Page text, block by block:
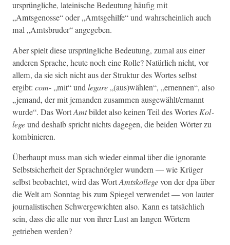
ursprüngliche, lateinis­che Bedeu­tung häu­fig mit
„Amtsgenosse“ oder „Amts­ge­hil­fe“ und wahrschein­lich auch
mal „Amts­brud­er“ angegeben.
Aber spielt diese ursprüngliche Bedeu­tung, zumal aus ein­er
anderen Sprache, heute noch eine Rolle? Natür­lich nicht, vor
allem, da sie sich nicht aus der Struk­tur des Wortes selb­st
ergibt: com- „mit“ undlegare„(aus)wählen“, „ernen­nen“, also
„jemand, der mit jeman­den zusam­men ausgewählt/ernannt
wurde“. Das WortAmtbildet also keinen Teil des Wortes Kol­
legeund deshalb spricht nichts dage­gen, die bei­den Wörter zu
kombinieren.
Über­haupt muss man sich wieder ein­mal über die igno­rante
Selb­st­sicher­heit der Sprach­nör­gler wun­dern — wie Krüger
selb­st beobachtet, wird das WortAmt­skol­legevon der dpa über
die Welt am Son­ntag bis zum Spiegel ver­wen­det — von lauter
jour­nal­is­tis­chen Schw­ergewicht­en also. Kann es tat­säch­lich
sein, dass die alle nur von ihrer Lust an lan­gen Wörtern
getrieben werden?